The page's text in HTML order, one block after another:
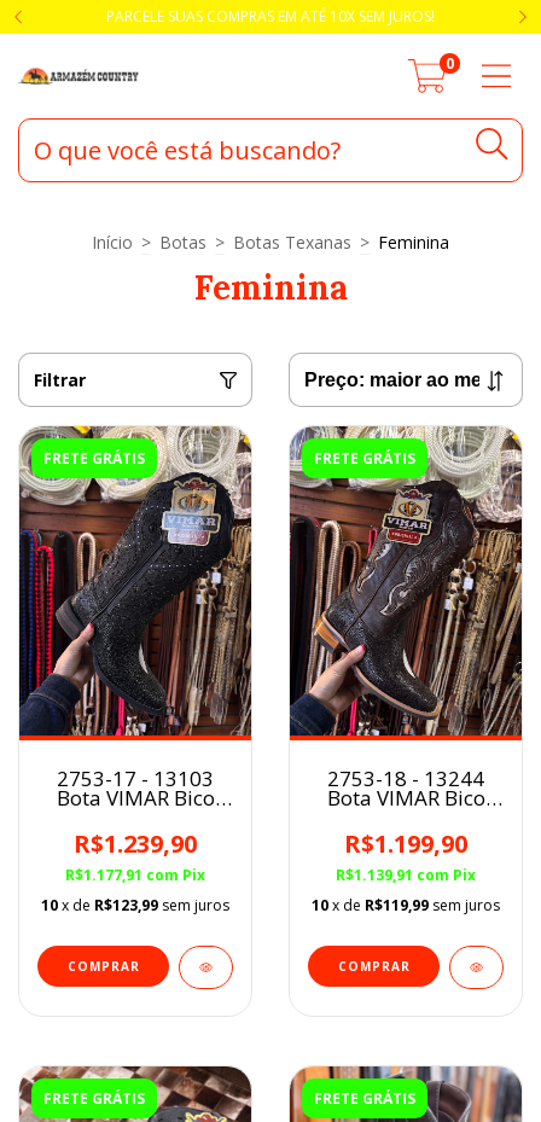
PARCELE SUAS COMPRAS EM ATÉ 10X SEM JUROS!
0
Início > Botas > Botas Texanas > Feminina
Feminina
Filtrar
FRETE GRÁTIS
2753-17 - 13103
Bota VIMAR Bico
Inspiração Arráia
PRETO
R$1.239,90
R$1.177,91 com Pix
10x de R$123,99 sem juros
COMPRAR
FRETE GRÁTIS
2753-18 - 13244
Bota VIMAR Bico
Inspiração Arráia
CAFÉ
R$1.199,90
R$1.139,91 com Pix
10x de R$119,99 sem juros
COMPRAR
FRETE GRÁTIS FRETE GRÁTIS